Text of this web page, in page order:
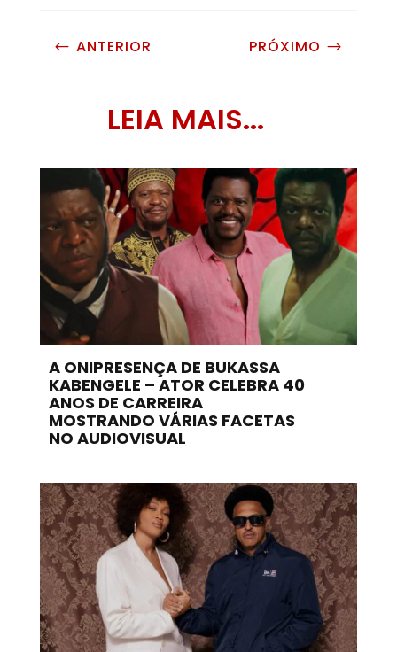
# ANTERIOR PRÓXIMO $
LEIA MAIS...
A ONIPRESENÇA DE BUKASSA
KABENGELE – ATOR CELEBRA 40
ANOS DE CARREIRA
MOSTRANDO VÁRIAS FACETAS
NO AUDIOVISUAL